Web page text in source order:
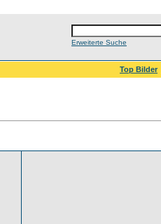
Erweiterte Suche
Top Bilder